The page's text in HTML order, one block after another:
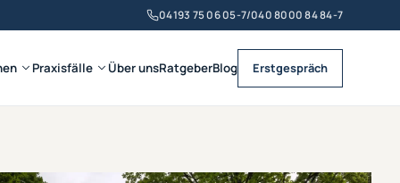
04193 75 06 05-7/040 8000 84 84-7
Praxisfälle Über unsRatgeberBlog Erstgespräch